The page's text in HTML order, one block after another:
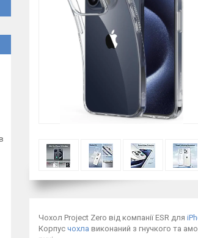
Чохол Project Zero від компанії ESR для
Корпус чохла виконаний з гнучкого та